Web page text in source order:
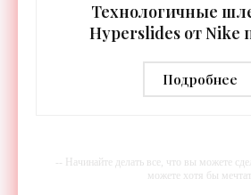
Технологичные
Hyperslides от Nike
тренировки -
Подробнее
-- Начинайте делать все, что вы можете
можете хотя бы